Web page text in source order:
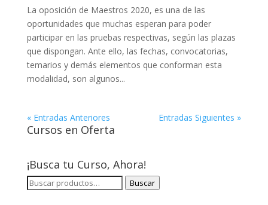
La oposición de Maestros 2020, es una de las
oportunidades que muchas esperan para poder
participar en las pruebas respectivas, según las plazas
que dispongan. Ante ello, las fechas, convocatorias,
temarios y demás elementos que conforman esta
modalidad, son algunos...
« Entradas Anteriores Entradas Siguientes »
Cursos en Oferta
¡Busca tu Curso, Ahora!
BUSCAR
Buscar